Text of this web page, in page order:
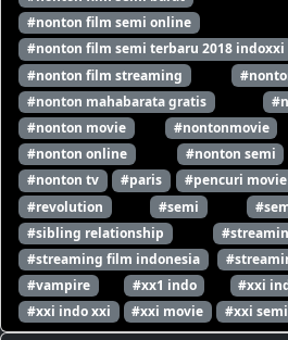
#nonton film semi online
#nonton film semi terbaru 2018 indoxxi
#nonton film streaming
#nonton mahabarata gratis
#nonton movie
#nontonmovie
#nonton online
#nonton semi
#nonton tv
#paris #pencuri movie
#revolution
#semi
#sibling relationship
#streaming film indonesia
#vampire
#xx1 indo #xxi
#xxi indo xxi
#xxi movie #xxi semi